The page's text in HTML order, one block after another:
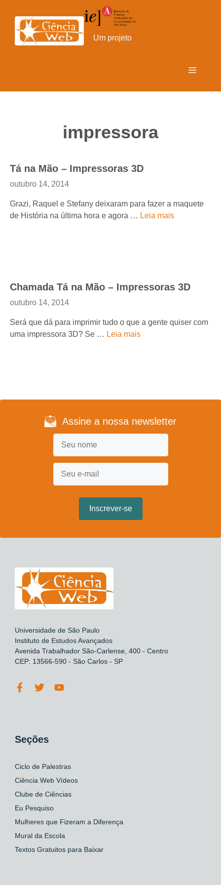
para
conteúdo
Um projeto
Menu
impressora
Tá na Mão – Impressoras 3D
outubro 14, 2014
Grazi, Raquel e Stefany deixaram para fazer a maquete
de História na última hora e agora … Leia mais
Chamada Tá na Mão – Impressoras 3D
outubro 14, 2014
Será que dá para imprimir tudo o que a gente quiser com
uma impressora 3D? Se … Leia mais
Assine a nossa newsletter
Universidade de São Paulo
Instituto de Estudos Avançados
Avenida Trabalhador São-Carlense, 400 - Centro
CEP: 13566-590 - São Carlos - SP
Seções
Ciclo de Palestras
Ciência Web Vídeos
Clube de Ciências
Eu Pesquiso
Mulheres que Fizeram a Diferença
Mural da Escola
Textos Gratuitos para Baixar